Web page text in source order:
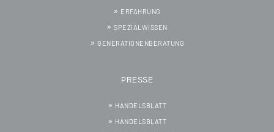
ERFAHRUNG
SPEZIALWISSEN
GENERATIONENBERATUNG
PRESSE
HANDELSBLATT
HANDELSBLATT